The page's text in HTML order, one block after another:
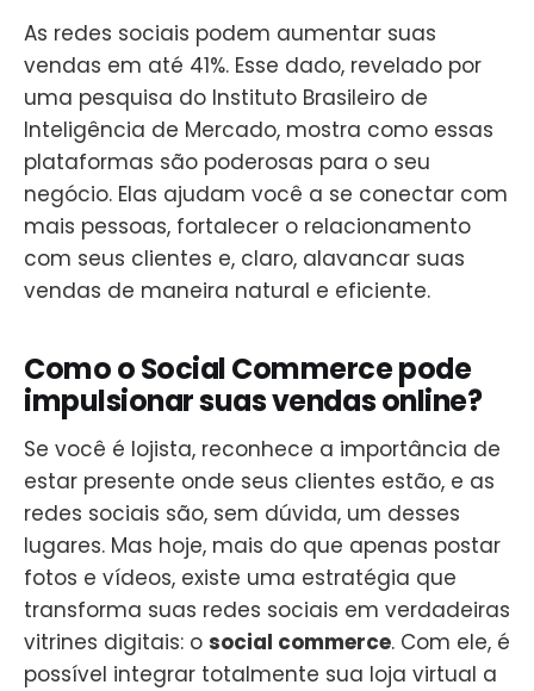
As redes sociais podem aumentar suas
vendas em até 41%. Esse dado, revelado por
uma pesquisa do Instituto Brasileiro de
Inteligência de Mercado, mostra como essas
plataformas são poderosas para o seu
negócio. Elas ajudam você a se conectar com
mais pessoas, fortalecer o relacionamento
com seus clientes e, claro, alavancar suas
vendas de maneira natural e eficiente.
Como o Social Commerce pode
impulsionar suas vendas online?
Se você é lojista, reconhece a importância de
estar presente onde seus clientes estão, e as
redes sociais são, sem dúvida, um desses
lugares. Mas hoje, mais do que apenas postar
fotos e vídeos, existe uma estratégia que
transforma suas redes sociais em verdadeiras
vitrines digitais: o social commerce. Com ele, é
possível integrar totalmente sua loja virtual a